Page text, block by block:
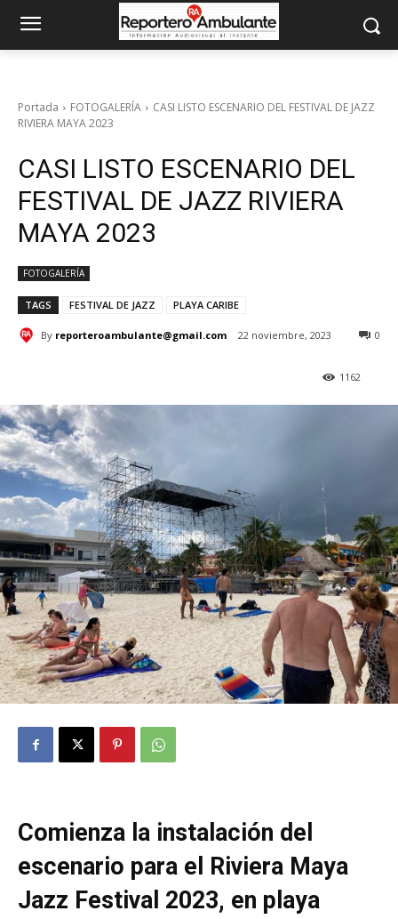
Portada FOTOGALERÍA
CASI LISTO ESCENARIO DEL FESTIVAL DE JAZZ
RIVIERA MAYA 2023
CASI LISTO ESCENARIO DEL
FESTIVAL DE JAZZ RIVIERA
MAYA 2023
FOTOGALERÍA
TAGS FESTIVAL DE JAZZ PLAYA CARIBE
By reporteroambulante@gmail.com 22 noviembre, 2023 0
1162
Comienza la instalación del
escenario para el Riviera Maya
Jazz Festival 2023, en playa